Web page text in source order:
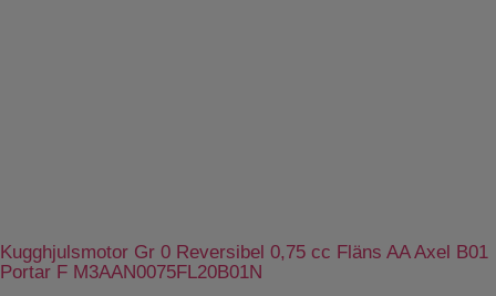
Kugghjulsmotor Gr 0 Reversibel 0,75 cc Fläns AA Axel B01
Portar F M3AAN0075FL20B01N